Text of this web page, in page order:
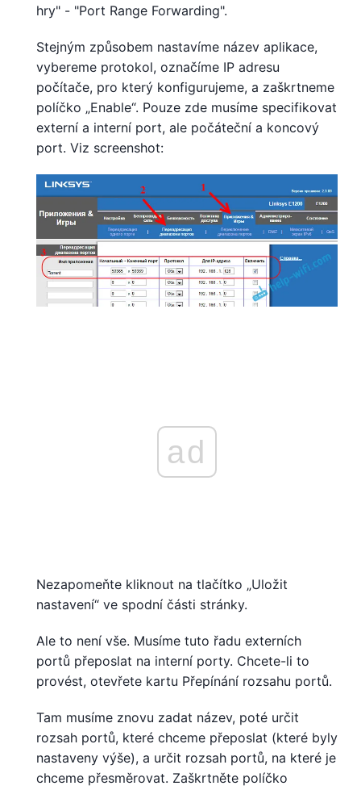
hry" - "Port Range Forwarding".
Stejným způsobem nastavíme název aplikace,
vybereme protokol, označíme IP adresu
počítače, pro který konfigurujeme, a zaškrtneme
políčko „Enable“. Pouze zde musíme specifikovat
externí a interní port, ale počáteční a koncový
port. Viz screenshot:
ad
Nezapomeňte kliknout na tlačítko „Uložit
nastavení“ ve spodní části stránky.
Ale to není vše. Musíme tuto řadu externích
portů přeposlat na interní porty. Chcete-li to
provést, otevřete kartu Přepínání rozsahu portů.
Tam musíme znovu zadat název, poté určit
rozsah portů, které chceme přeposlat (které byly
nastaveny výše), a určit rozsah portů, na které je
chceme přesměrovat. Zaškrtněte políčko